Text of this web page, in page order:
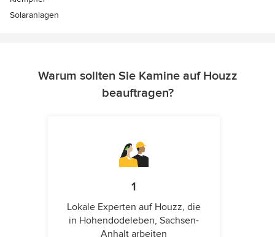
Solaranlagen
Warum sollten Sie Kamine auf Houzz
beauftragen?
1
Lokale Experten auf Houzz, die
in Hohendodeleben, Sachsen-
Anhalt arbeiten